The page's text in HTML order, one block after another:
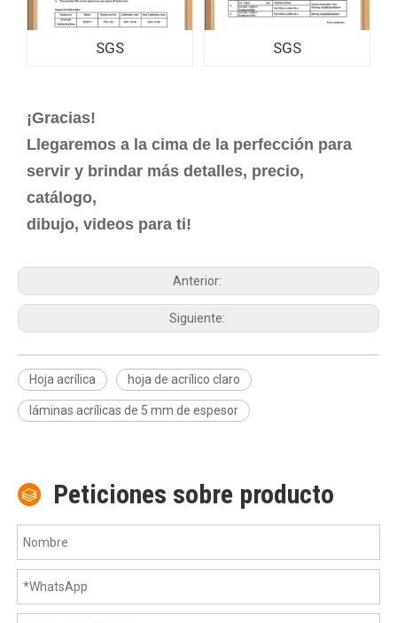
SGS SGS
¡Gracias!
Llegaremos a la cima de la perfección para
servir y brindar más detalles, precio,
catálogo,
dibujo, videos para ti!
Anterior:
Siguiente:
Hoja acrílica hoja de acrílico claro
láminas acrílicas de 5 mm de espesor
Peticiones sobre producto